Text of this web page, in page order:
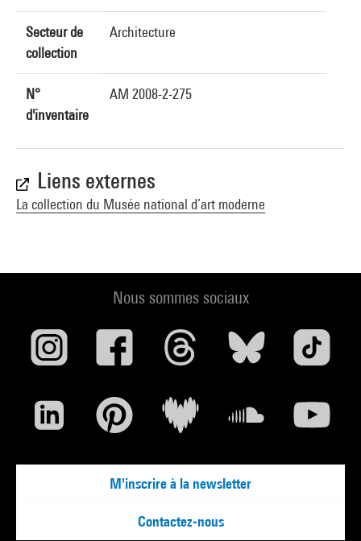
Secteur de
collection
Architecture
N°
d'inventaire
AM 2008-2-275
Liens externes
La collection du Musée national d’art moderne
Nous sommes sociaux
M'inscrire à la newsletter
Contactez-nous